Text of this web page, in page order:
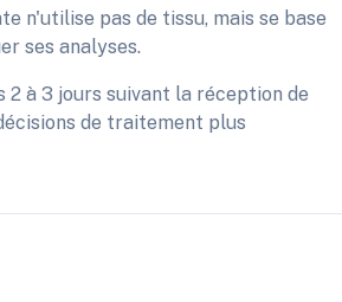
n'utilise pas de tissu, mais se base
ses analyses.
à 3 jours suivant la réception de
de traitement plus